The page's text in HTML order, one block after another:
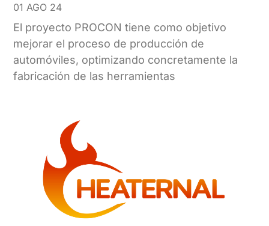
01 AGO 24
El proyecto PROCON tiene como objetivo
mejorar el proceso de producción de
automóviles, optimizando concretamente la
fabricación de las herramientas